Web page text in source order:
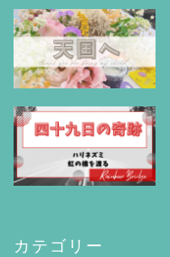
カテゴリー